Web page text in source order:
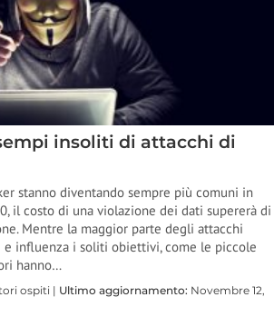
insoliti di attacchi di
stanno diventando sempre più comuni in
il costo di una violazione dei dati supererà di
Mentre la maggior parte degli attacchi
influenza i soliti obiettivi, come le piccole
hanno…
ospiti | Ultimo aggiornamento: Novembre 12,